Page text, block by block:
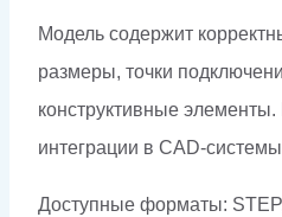
Модель содержит
размеры, точки
конструктивные
интеграции в CAD-
Доступные форматы: